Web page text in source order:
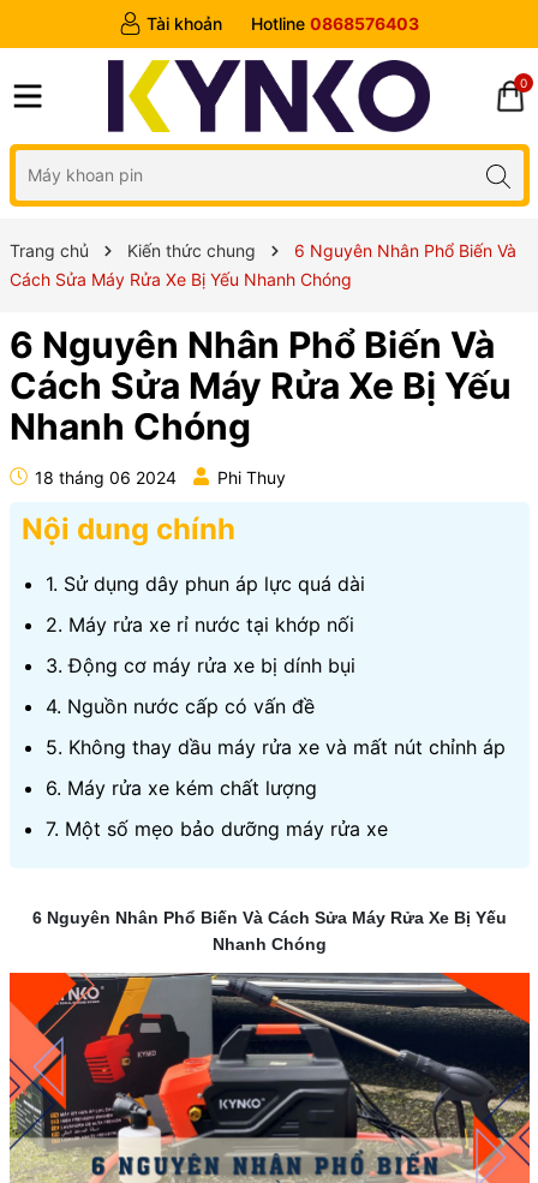
Tài khoản Hotline 0868576403
0
Trang chủ Kiến thức chung
6 Nguyên Nhân Phổ Biến Và
Cách Sửa Máy Rửa Xe Bị Yếu Nhanh Chóng
6 Nguyên Nhân Phổ Biến Và
Cách Sửa Máy Rửa Xe Bị Yếu
Nhanh Chóng
18 tháng 06 2024 Phi Thuy
Nội dung chính
1. Sử dụng dây phun áp lực quá dài
2. Máy rửa xe rỉ nước tại khớp nối
3. Động cơ máy rửa xe bị dính bụi
4. Nguồn nước cấp có vấn đề
5. Không thay dầu máy rửa xe và mất nút chỉnh áp
6. Máy rửa xe kém chất lượng
7. Một số mẹo bảo dưỡng máy rửa xe
6 Nguyên Nhân Phổ Biến Và Cách Sửa Máy Rửa Xe Bị Yếu
Nhanh Chóng